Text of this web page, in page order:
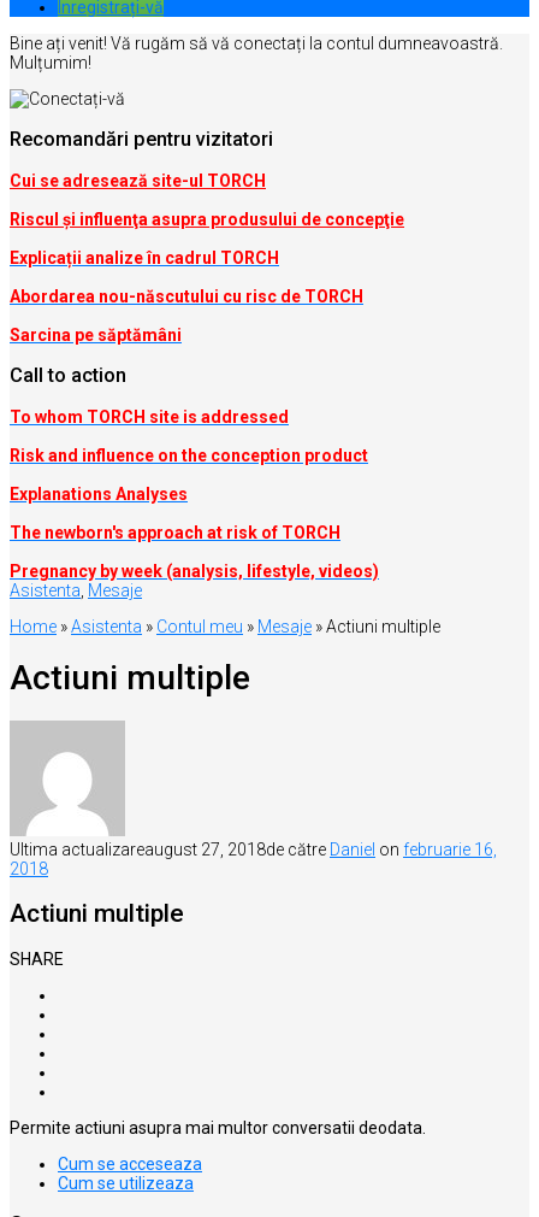
Inregistrați-vă
Bine ați venit! Vă rugăm să vă conectați la contul dumneavoastră.
Mulțumim!
Recomandări pentru vizitatori
Cui se adresează site-ul TORCH
Riscul şi influenţa asupra produsului de concepţie
Explicații analize în cadrul TORCH
Abordarea nou-născutului cu risc de TORCH
Sarcina pe săptămâni
Call to action
To whom TORCH site is addressed
Risk and influence on the conception product
Explanations Analyses
The newborn's approach at risk of TORCH
Pregnancy by week (analysis, lifestyle, videos)
Asistenta Mesaje
Home »Asistenta » Contul meu » Mesaje »Actiuni multiple
Actiuni multiple
Ultima actualizareaugust 27, 2018de către Daniel on februarie 16,
2018
Actiuni multiple
SHARE
Permite actiuni asupra mai multor conversatii deodata.
Cum se acceseaza
Cum se utilizeaza